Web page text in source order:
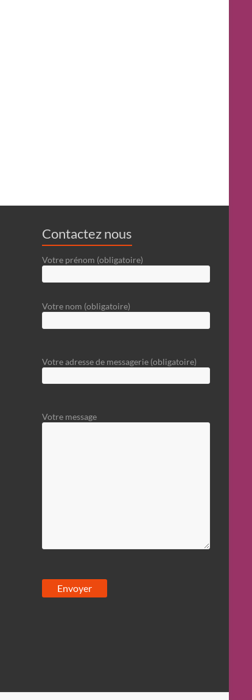
Contactez nous
Votre prénom (obligatoire)
Votre nom (obligatoire)
Votre adresse de messagerie (obligatoire)
Votre message